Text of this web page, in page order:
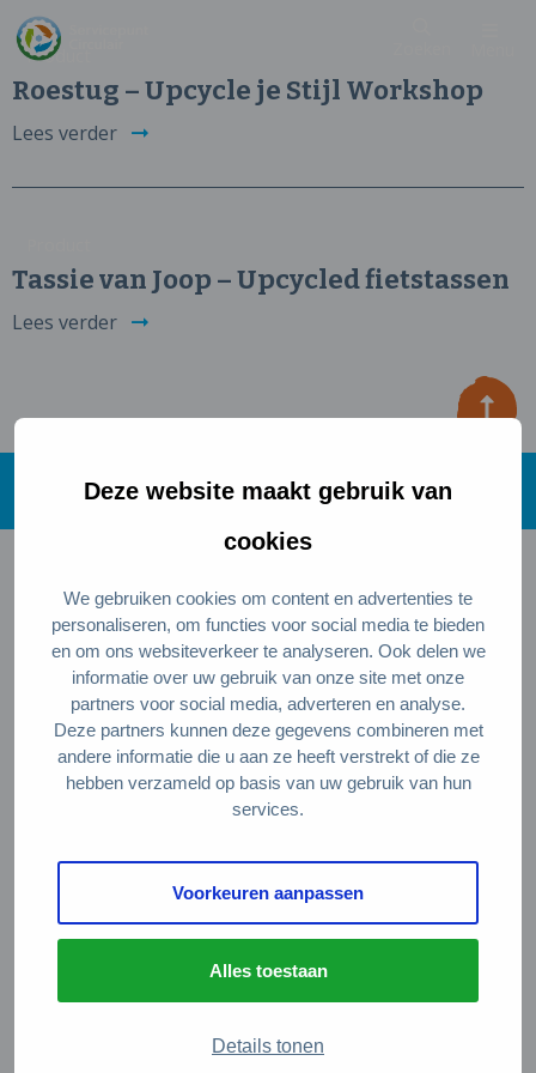
Deze website maakt gebruik van
cookies
We gebruiken cookies om content en advertenties te
personaliseren, om functies voor social media te bieden
en om ons websiteverkeer te analyseren. Ook delen we
informatie over uw gebruik van onze site met onze
partners voor social media, adverteren en analyse.
Deze partners kunnen deze gegevens combineren met
andere informatie die u aan ze heeft verstrekt of die ze
hebben verzameld op basis van uw gebruik van hun
services.
Voorkeuren aanpassen
Alles toestaan
Details tonen
Product
Roestug – Upcycle je Stijl Workshop
Lees verder
Tassie van Joop – Upcycled fietstassen
Lees verder
Direct naar
Wat is een circulaire samenleving
Meedoen als inwoner
Meedoen als ondernemer
Circulaire producten en diensten
Stel je vraag
Veelgestelde vragen